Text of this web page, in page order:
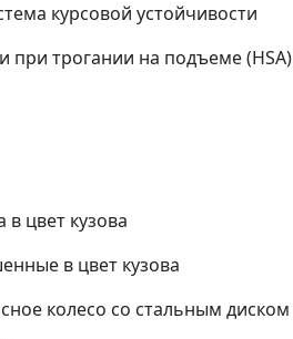
курсовой устойчивости
трогании на подъеме (HSA)
в цвет кузова
в цвет кузова
колесо со стальным диском